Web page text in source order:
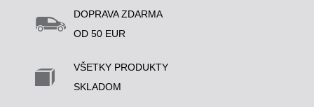
DOPRAVA ZDARMA
OD 50 EUR
VŠETKY PRODUKTY
SKLADOM